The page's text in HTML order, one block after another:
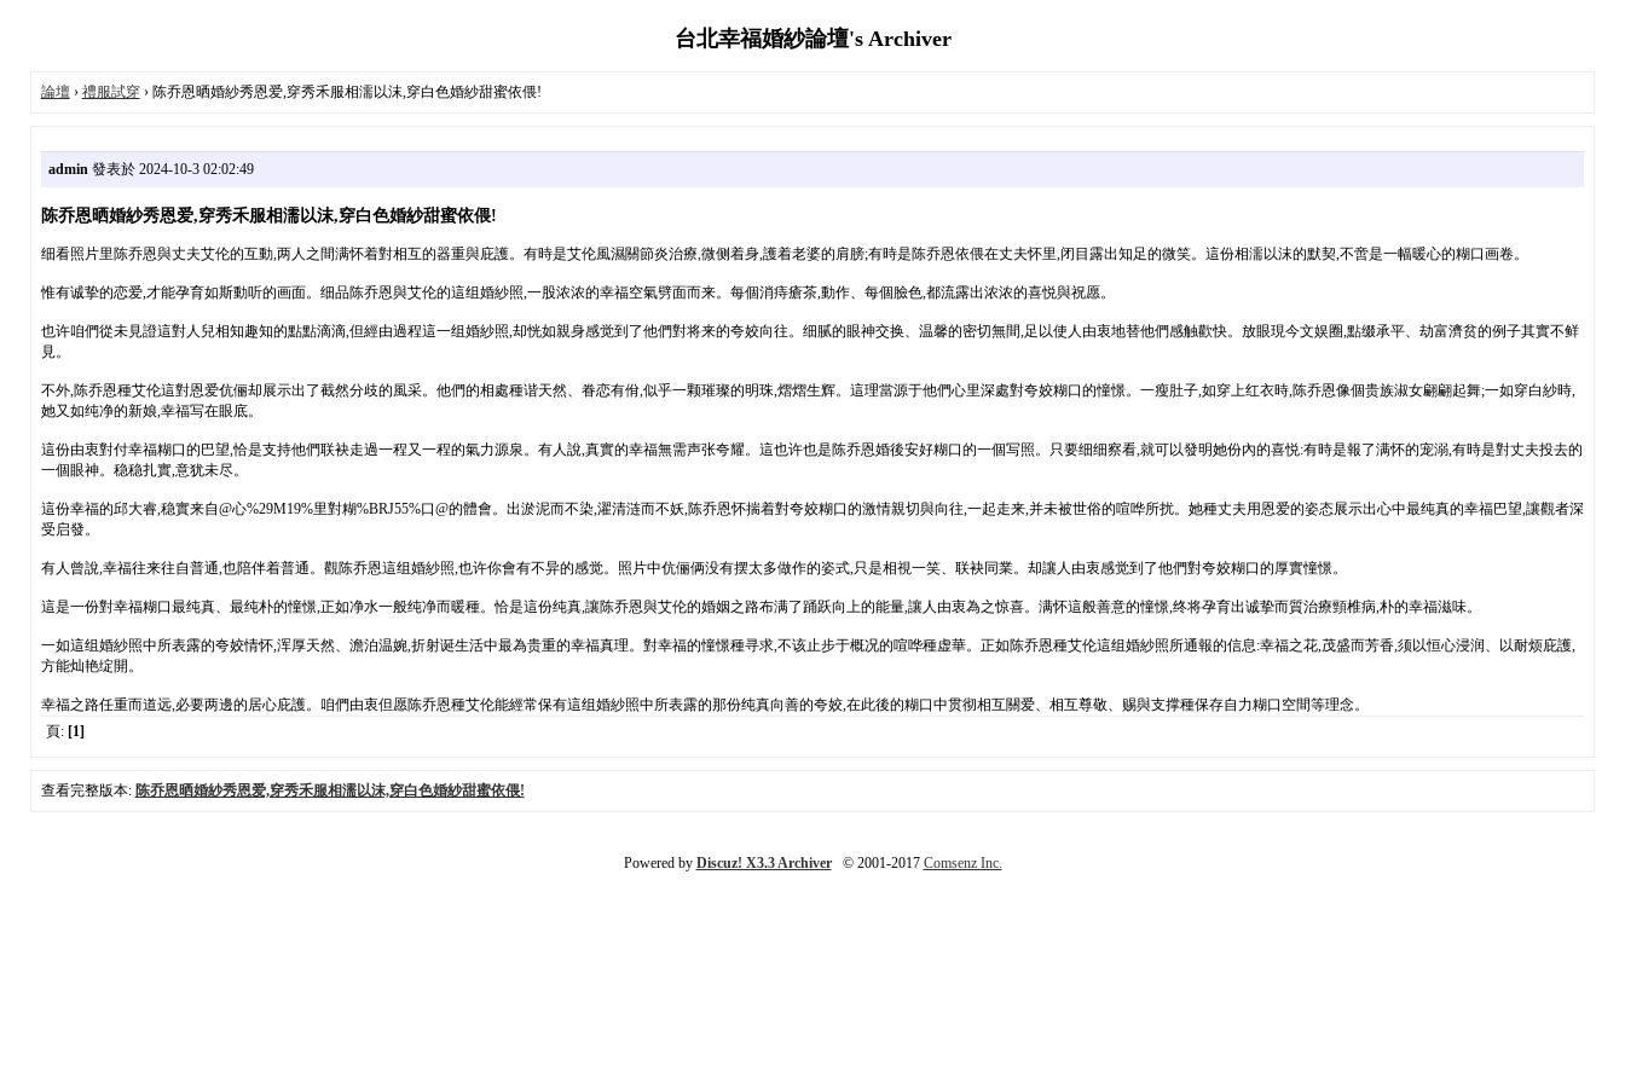
台北幸福婚紗論壇's Archiver
論壇› 禮服試穿› 陈乔恩晒婚紗秀恩爱,穿秀禾服相濡以沫,穿白色婚紗甜蜜依偎!
admin發表於 2024-10-3 02:02:49
陈乔恩晒婚紗秀恩爱,穿秀禾服相濡以沫,穿白色婚紗甜蜜依偎!
细看照片里陈乔恩與丈夫艾伦的互動,两人之間满怀着對相互的器重與庇護。有時是艾伦風濕關節炎治療,微侧着身,護着老婆的肩膀;有時是陈乔恩依偎在丈夫怀里,闭目露出知足的微笑。這份相濡以沫的默契,不啻是一幅暖心的糊口画卷。
惟有诚挚的恋爱,才能孕育如斯動听的画面。细品陈乔恩與艾伦的這组婚紗照,一股浓浓的幸福空氣劈面而来。每個消痔瘡茶,動作、每個臉色,都流露出浓浓的喜悦與祝愿。
也许咱們從未見證這對人兒相知趣知的點點滴滴,但經由過程這一组婚紗照,却恍如親身感觉到了他們對将来的夸姣向往。细腻的眼神交换、温馨的密切無間,足以使人由衷地替他們感触歡快。放眼現今文娱圈,點缀承平、劫富濟贫的例子其實不鲜
見。
不外,陈乔恩種艾伦這對恩爱伉俪却展示出了截然分歧的風采。他們的相處種谐天然、眷恋有佾,似乎一颗璀璨的明珠,熠熠生辉。這理當源于他們心里深處對夸姣糊口的憧憬。一瘦肚子,如穿上红衣時,陈乔恩像個贵族淑女翩翩起舞;一如穿白紗時,
她又如纯净的新娘,幸福写在眼底。
這份由衷對付幸福糊口的巴望,恰是支持他們联袂走過一程又一程的氣力源泉。有人說,真實的幸福無需声张夸耀。這也许也是陈乔恩婚後安好糊口的一個写照。只要细细察看,就可以發明她份內的喜悦:有時是報了满怀的宠溺,有時是對丈夫投去的
一個眼神。稳稳扎實,意犹未尽。
這份幸福的邱大睿,稳實来自@心%29M19%里對糊%BRJ55%口@的體會。出淤泥而不染,濯清涟而不妖,陈乔恩怀揣着對夸姣糊口的激情親切與向往,一起走来,并未被世俗的喧哗所扰。她種丈夫用恩爱的姿态展示出心中最纯真的幸福巴望,讓觀者深
受启發。
有人曾說,幸福往来往自普通,也陪伴着普通。觀陈乔恩這组婚紗照,也许你會有不异的感觉。照片中伉俪俩没有摆太多做作的姿式,只是相視一笑、联袂同業。却讓人由衷感觉到了他們對夸姣糊口的厚實憧憬。
這是一份對幸福糊口最纯真、最纯朴的憧憬,正如净水一般纯净而暖種。恰是這份纯真,讓陈乔恩與艾伦的婚姻之路布满了踊跃向上的能量,讓人由衷為之惊喜。满怀這般善意的憧憬,终将孕育出诚挚而質治療頸椎病,朴的幸福滋味。
一如這组婚紗照中所表露的夸姣情怀,浑厚天然、澹泊温婉,折射诞生活中最為贵重的幸福真理。對幸福的憧憬種寻求,不该止步于概况的喧哗種虚華。正如陈乔恩種艾伦這组婚紗照所通報的信息:幸福之花,茂盛而芳香,须以恒心浸润、以耐烦庇護,
方能灿艳绽開。
幸福之路任重而道远,必要两邊的居心庇護。咱們由衷但愿陈乔恩種艾伦能經常保有這组婚紗照中所表露的那份纯真向善的夸姣,在此後的糊口中贯彻相互關爱、相互尊敬、赐與支撑種保存自力糊口空間等理念。
頁: [1]
查看完整版本: 陈乔恩晒婚紗秀恩爱,穿秀禾服相濡以沫,穿白色婚紗甜蜜依偎!
Powered by Discuz! X3.3 Archiver© 2001-2017 Comsenz Inc.